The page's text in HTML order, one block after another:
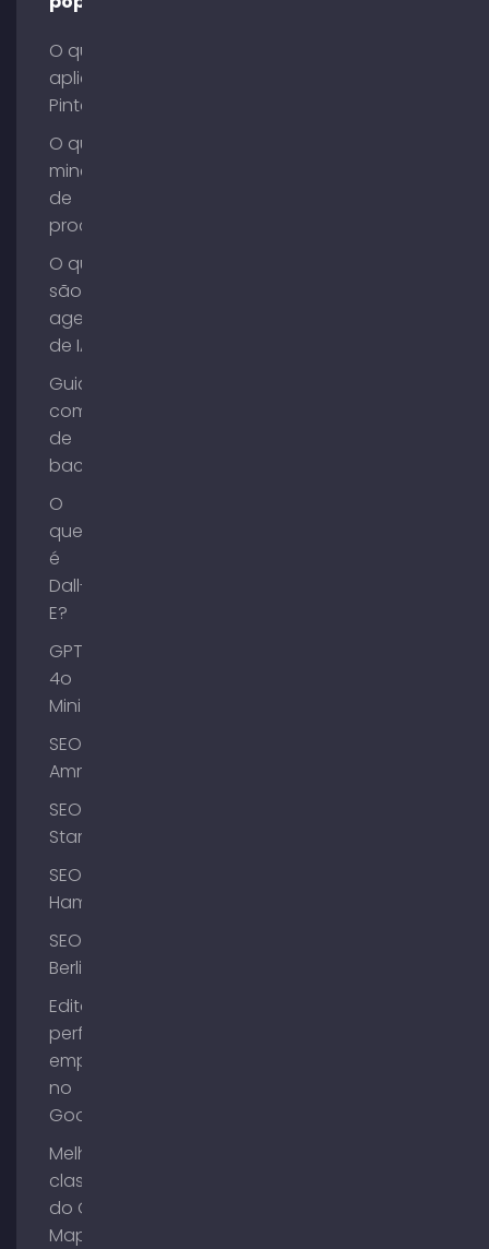
O que é o
aplicativo
Pinterest?
O que é
mineração
de
processos?
O que
são
agentes
de IA?
Guia de
compra
de
backlinks
O
que
é
Dall-
E?
GPT-
4o
Mini
SEO
Ammersee
SEO
Starnberg
SEO
Hamburgo
SEO
Berlim
Editar o
perfil da
empresa
no
Google
Melhorar a
classificação
do Google
Maps